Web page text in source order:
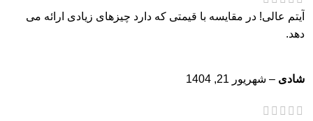
آیتم عالی! در مقایسه با قیمتی که دارد چیزهای زیادی ارائه می
دهد.
شادی – شهریور 21, 1404